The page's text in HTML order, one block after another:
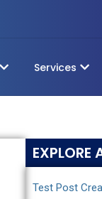
Services
EXPLORE
Test Post